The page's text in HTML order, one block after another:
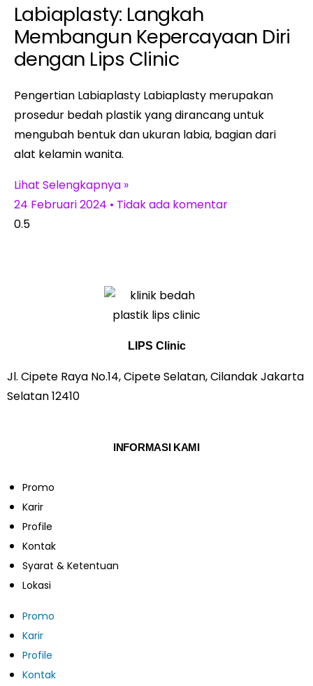
Labiaplasty: Langkah
Membangun Kepercayaan Diri
dengan Lips Clinic
Pengertian Labiaplasty Labiaplasty merupakan
prosedur bedah plastik yang dirancang untuk
mengubah bentuk dan ukuran labia, bagian dari
alat kelamin wanita.
Lihat Selengkapnya »
24 Februari 2024
Tidak ada komentar
LIPS Clinic
Jl. Cipete Raya No.14, Cipete Selatan, Cilandak Jakarta
Selatan 12410
INFORMASI KAMI
Promo
Karir
Profile
Kontak
Syarat & Ketentuan
Lokasi
Promo
Karir
Profile
Kontak